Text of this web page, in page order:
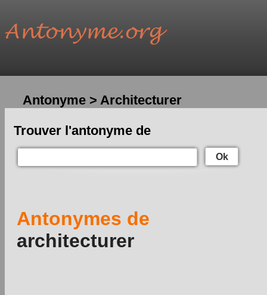
Antonyme > Architecturer
Trouver l'antonyme de
Ok
Antonymes de
architecturer